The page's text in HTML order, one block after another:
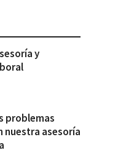
y
problemas
nuestra asesoría